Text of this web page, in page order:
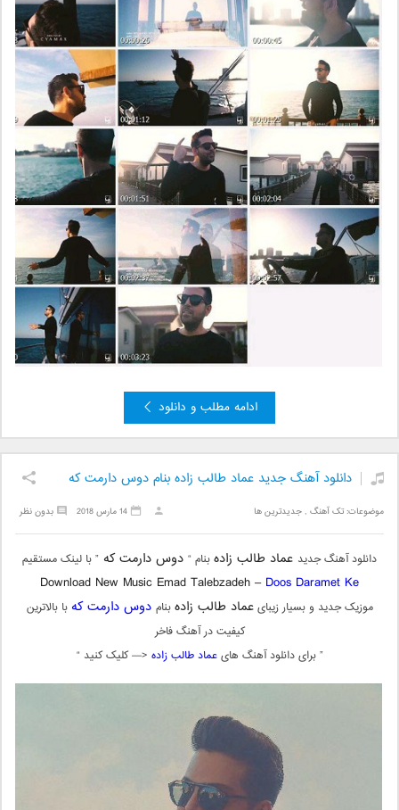
ادامه مطلب و دانلود
دانلود آهنگ جدید عماد طالب زاده بنام دوس دارمت که
موضوعات:تک آهنگ ,جدیدترین ها بدون نظر 14 مارس 2018
دانلود آهنگ جدید عماد طالب زادهبنام “ دوس دارمت که ” با لینک مستقیم
Download New Music Emad Talebzadeh – Doos Daramet Ke
موزیک جدید و بسیار زیبایعماد طالب زادهبنام دوس دارمت کهبا بالاترین
کیفیت در آهنگ فاخر
” برای دانلود آهنگ هایعماد طالب زاده <— کلیک کنید “